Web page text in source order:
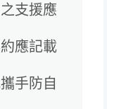
支援應
應記載
手防自